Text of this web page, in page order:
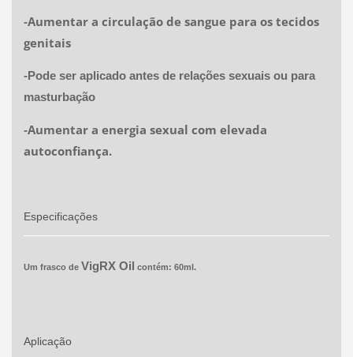
-Aumentar a circulação de sangue para os tecidos
genitais
-Pode ser aplicado antes de relações sexuais ou para
masturbação
-Aumentar a energia sexual com elevada
autoconfiança.
Especificações
Um frasco de VigRX Oil contém: 60ml.
Aplicação